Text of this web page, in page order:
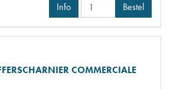
Info Bestel
COMMERCIALE